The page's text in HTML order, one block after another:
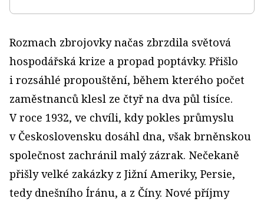
Rozmach zbrojovky načas zbrzdila světová
hospodářská krize a propad poptávky. Přišlo
i rozsáhlé propouštění, během kterého počet
zaměstnanců klesl ze čtyř na dva půl tisíce.
V roce 1932, ve chvíli, kdy pokles průmyslu
v Československu dosáhl dna, však brněnskou
společnost zachránil malý zázrak. Nečekaně
přišly velké zakázky z Jižní Ameriky, Persie,
tedy dnešního Íránu, a z Číny. Nové příjmy